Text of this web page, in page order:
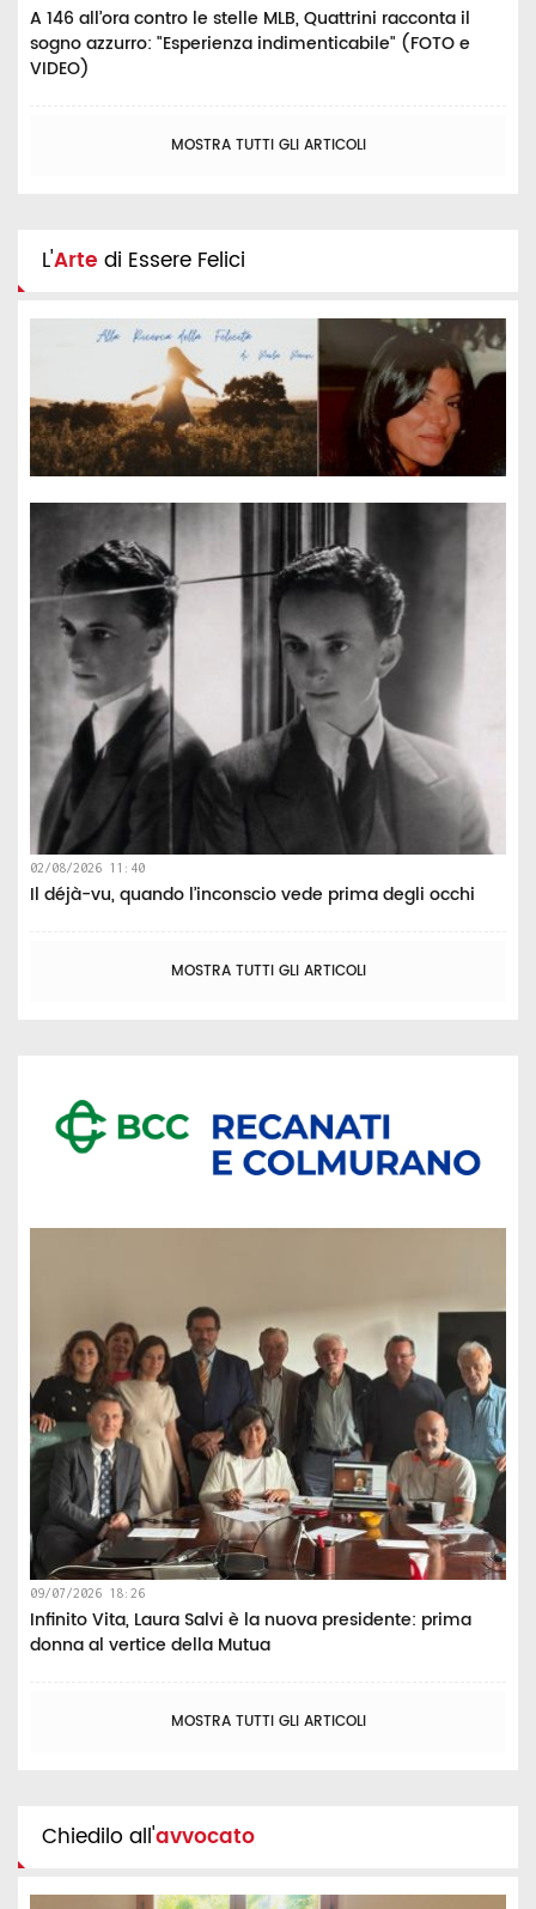
A 146 all’ora contro le stelle MLB, Quattrini racconta il
sogno azzurro: "Esperienza indimenticabile" (FOTO e
VIDEO)
MOSTRA TUTTI GLI ARTICOLI
L'Arte di Essere Felici
02/08/2026 11:40
Il déjà-vu, quando l’inconscio vede prima degli occhi
MOSTRA TUTTI GLI ARTICOLI
09/07/2026 18:26
Infinito Vita, Laura Salvi è la nuova presidente: prima
donna al vertice della Mutua
MOSTRA TUTTI GLI ARTICOLI
Chiedilo all'avvocato